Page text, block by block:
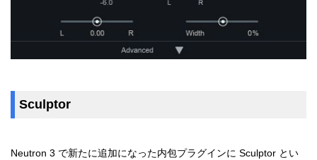
Sculptor
Neutron 3 で新たに追加になった内包プラグインに Sculptor とい